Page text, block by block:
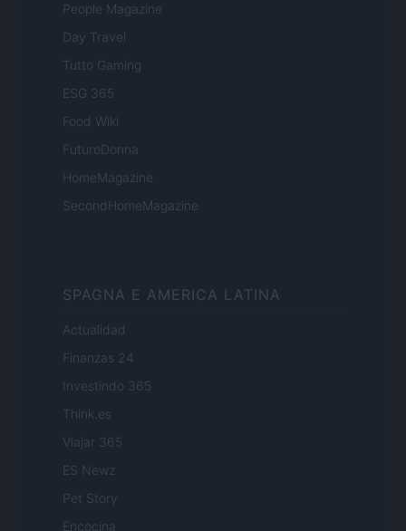
People Magazine
Day Travel
Tutto Gaming
ESG 365
Food Wiki
FuturoDonna
HomeMagazine
SecondHomeMagazine
SPAGNA E AMERICA LATINA
Actualidad
Finanzas 24
Investindo 365
Think.es
Viajar 365
ES Newz
Pet Story
Encocina